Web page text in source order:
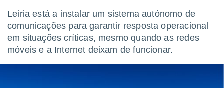
e
forma
Leiria está a instalar um sistema autónomo de
comunicações para garantir resposta operacional
em situações críticas, mesmo quando as redes
móveis e a Internet deixam de funcionar.